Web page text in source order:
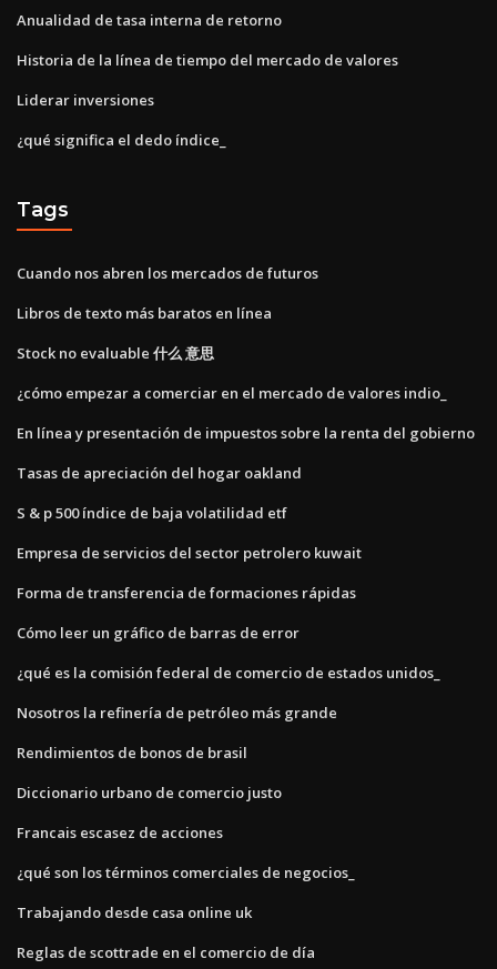
Anualidad de tasa interna de retorno
Historia de la línea de tiempo del mercado de valores
Liderar inversiones
¿qué significa el dedo índice_
Tags
Cuando nos abren los mercados de futuros
Libros de texto más baratos en línea
Stock no evaluable 什么 意思
¿cómo empezar a comerciar en el mercado de valores indio_
En línea y presentación de impuestos sobre la renta del gobierno
Tasas de apreciación del hogar oakland
S & p 500 índice de baja volatilidad etf
Empresa de servicios del sector petrolero kuwait
Forma de transferencia de formaciones rápidas
Cómo leer un gráfico de barras de error
¿qué es la comisión federal de comercio de estados unidos_
Nosotros la refinería de petróleo más grande
Rendimientos de bonos de brasil
Diccionario urbano de comercio justo
Francais escasez de acciones
¿qué son los términos comerciales de negocios_
Trabajando desde casa online uk
Reglas de scottrade en el comercio de día